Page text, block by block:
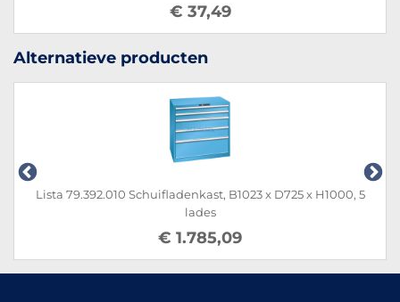
€ 37,49
Alternatieve producten
Lista 79.392.010 Schuifladenkast, B1023 x D725 x H1000, 5
lades
€ 1.785,09